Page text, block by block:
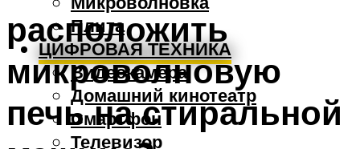
Плита
ЦИФРОВАЯ ТЕХНИКА
Видеокамера
Домашний кинотеатр
Смартфон
Телевизор
расположить
микроволновую
печь на стиральной